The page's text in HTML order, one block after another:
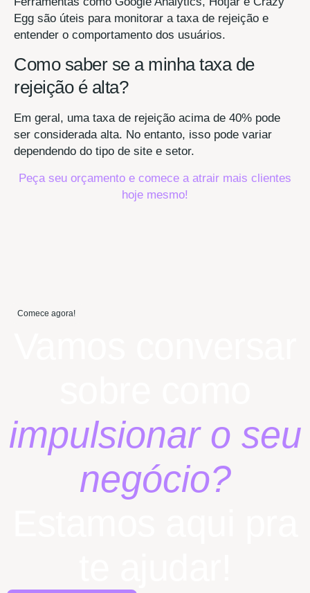
Egg são úteis para monitorar a taxa de rejeição e
entender o comportamento dos usuários.
Como saber se a minha taxa de
rejeição é alta?
Em geral, uma taxa de rejeição acima de 40% pode
ser considerada alta. No entanto, isso pode variar
dependendo do tipo de site e setor.
Peça seu orçamento e comece a atrair mais clientes
hoje mesmo!
Comece agora!
impulsionar o seu
negócio?